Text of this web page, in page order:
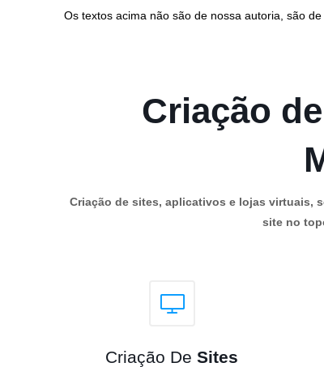
Os textos acima não são de nossa autoria, são
Criação
Criação de sites, aplicativos e lojas virtuais,
site no
Criação DeSites